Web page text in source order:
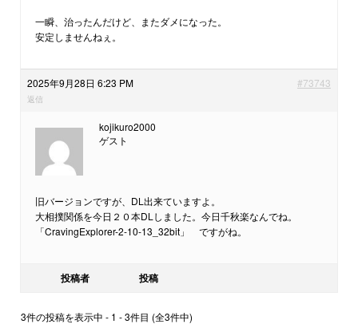
一瞬、治ったんだけど、またダメになった。
安定しませんねぇ。
2025年9月28日 6:23 PM #73743
返信
kojikuro2000
ゲスト
旧バージョンですが、DL出来ていますよ。
大相撲関係を今日２０本DLしました。今日千秋楽なんでね。
「CravingExplorer-2-10-13_32bit」 ですがね。
投稿者 投稿
3件の投稿を表示中 - 1 - 3件目 (全3件中)